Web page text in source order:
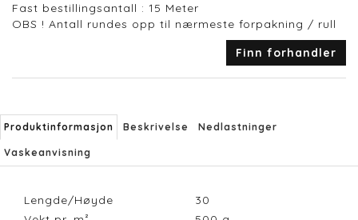
Fast bestillingsantall : 15 Meter
OBS ! Antall rundes opp til nærmeste forpakning / rull
Finn forhandler
Produktinformasjon Beskrivelse Nedlastninger
Vaskeanvisning
Lengde/Høyde
30